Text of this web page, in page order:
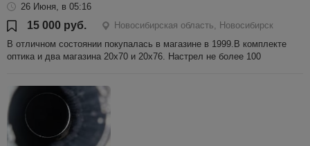
26 Июня, в 05:16
15 000 руб.
Новосибирская область, Новосибирск
В отличном состоянии покупалась в магазине в 1999.В комплекте
оптика и два магазина 20х70 и 20х76. Настрел не более 100